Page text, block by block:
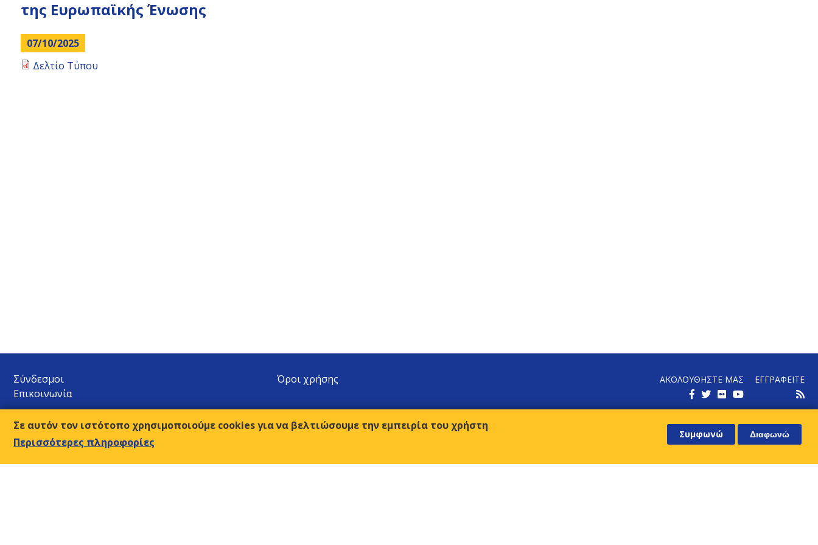
της Ευρωπαϊκής Ένωσης
07/10/2025
Δελτίο Τύπου
Σύνδεσμοι
Επικοινωνία
Όροι χρήσης ΑΚΟΛΟΥΘΗΣΤΕ ΜΑΣ ΕΓΓΡΑΦΕΙΤΕ
Αμβρ. Φραντζή 9, 117 43 Αθήνα
Σε αυτόν τον ιστότοπο χρησιμοποιούμε cookies για να βελτιώσουμε την εμπειρία του χρήστη
Περισσότερες πληροφορίες
Συμφωνώ Διαφωνώ